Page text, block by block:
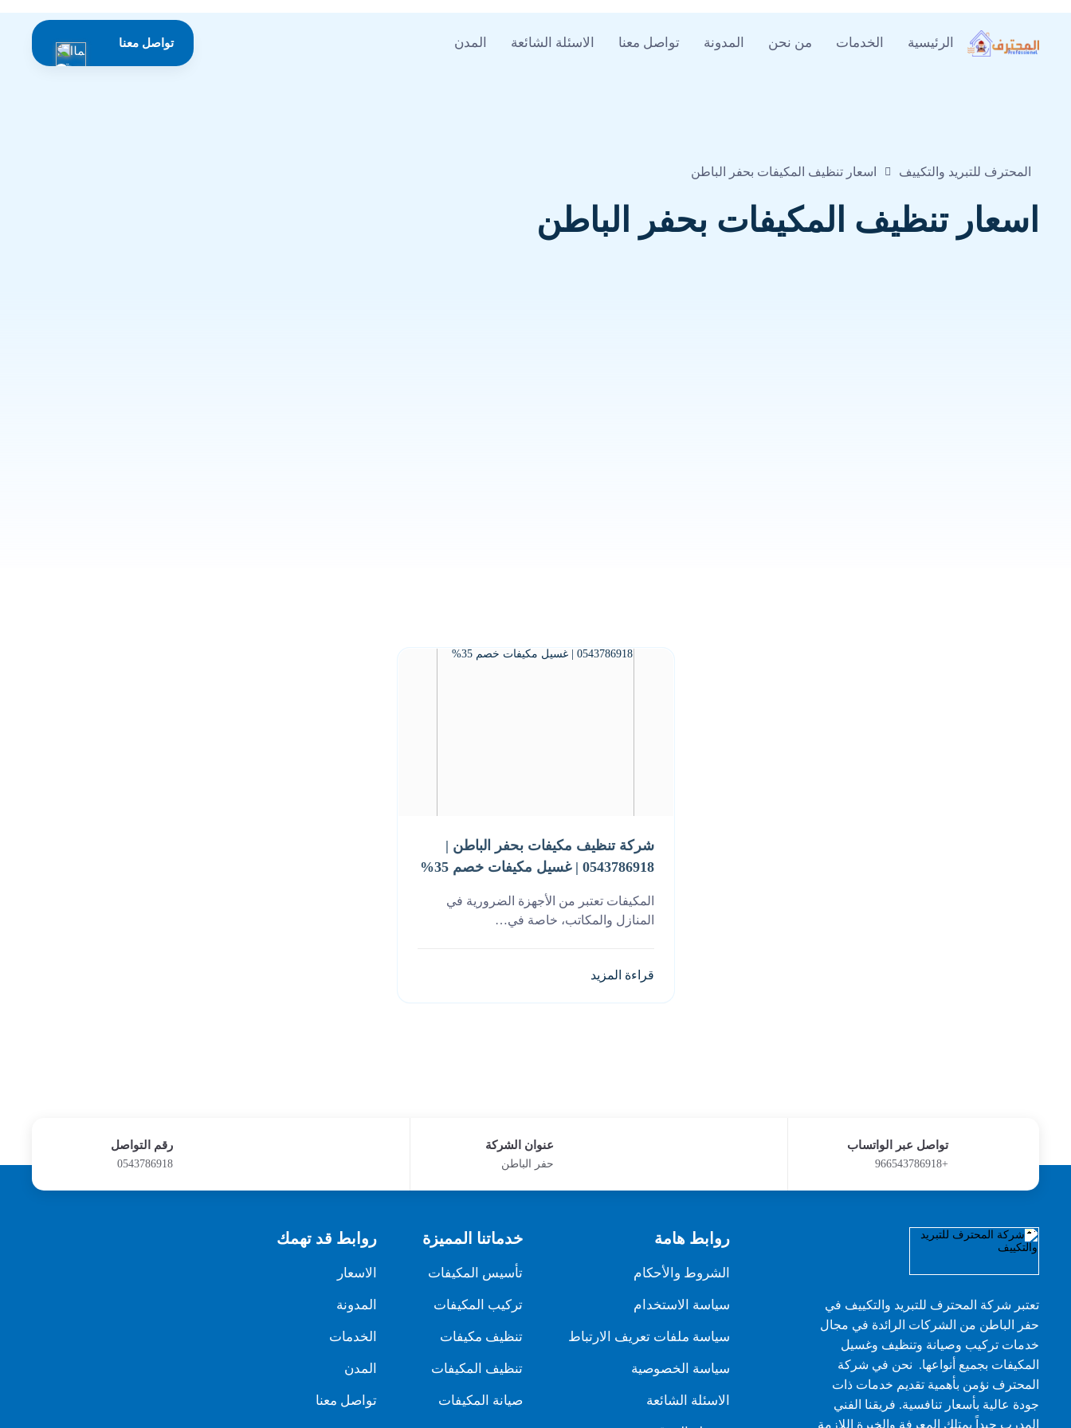
الرئيسية الخدمات من نحن المدونة تواصل معنا الاسئلة الشائعة المدن تواصل معنا
المحترف للتبريد والتكييف اسعار تنظيف المكيفات بحفر الباطن
اسعار تنظيف المكيفات بحفر الباطن
شركة تنظيف مكيفات بحفر الباطن |
0543786918 | غسيل مكيفات خصم 35%
المكيفات تعتبر من الأجهزة الضرورية في
المنازل والمكاتب، خاصة في…
قراءة المزيد
تواصل عبر الواتساب
+966543786918
عنوان الشركة
حفر الباطن
رقم التواصل
0543786918
تعتبر شركة المحترف للتبريد والتكييف في
حفر الباطن من الشركات الرائدة في مجال
خدمات تركيب وصيانة وتنظيف وغسيل
المكيفات بجميع أنواعها. نحن في شركة
المحترف نؤمن بأهمية تقديم خدمات ذات
جودة عالية بأسعار تنافسية. فريقنا الفني
المدرب جيداً يمتلك المعرفة والخبرة اللازمة
روابط هامة
الشروط والأحكام
سياسة الاستخدام
سياسة ملفات تعريف الارتباط
سياسة الخصوصية
الاسئلة الشائعة
خدماتنا المميزة
تأسيس المكيفات
تركيب المكيفات
تنظيف مكيفات
تنظيف المكيفات
صيانة المكيفات
روابط قد تهمك
الاسعار
المدونة
الخدمات
المدن
تواصل معنا